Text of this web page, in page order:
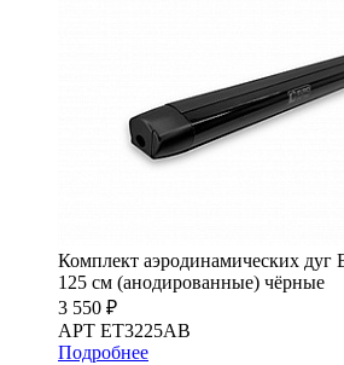
Комплект аэродинамических дуг
125 см (анодированные) чёрные
3 550 ₽
АРТ ET3225AB
Подробнее